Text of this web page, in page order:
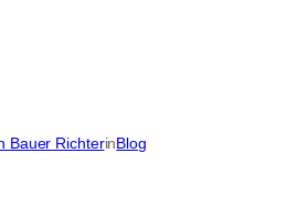
Bauer RichterinBlog